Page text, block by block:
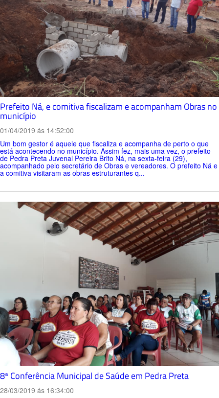
Prefeito Ná, e comitiva fiscalizam e acompanham Obras no
município
01/04/2019 ás 14:52:00
Um bom gestor é aquele que fiscaliza e acompanha de perto o que
está acontecendo no município. Assim fez, mais uma vez, o prefeito
de Pedra Preta Juvenal Pereira Brito Ná, na sexta-feira (29),
acompanhado pelo secretário de Obras e vereadores. O prefeito Ná e
a comitiva visitaram as obras estruturantes q...
8ª Conferência Municipal de Saúde em Pedra Preta
28/03/2019 ás 16:34:00